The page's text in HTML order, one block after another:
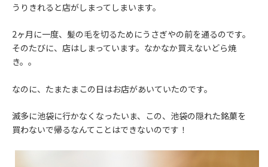
うりきれると店がしまってしまいます。
2ヶ月に一度、髪の毛を切るためにうさぎやの前を通るのです。
そのたびに、店はしまっています。なかなか買えないどら焼
き。。
なのに、たまたまこの日はお店があいていたのです。
滅多に池袋に行かなくなったいま、この、池袋の隠れた銘菓を
買わないで帰るなんてことはできないのです！